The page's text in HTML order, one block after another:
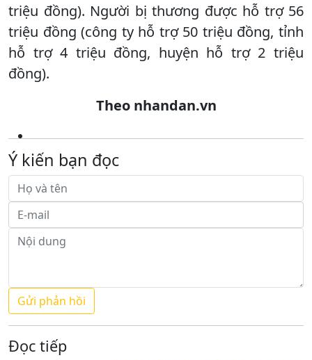
triệu đồng). Người bị thương được hỗ trợ 56
triệu đồng (công ty hỗ trợ 50 triệu đồng, tỉnh
hỗ trợ 4 triệu đồng, huyện hỗ trợ 2 triệu
đồng).
Theo nhandan.vn
Ý kiến bạn đọc
Đọc tiếp